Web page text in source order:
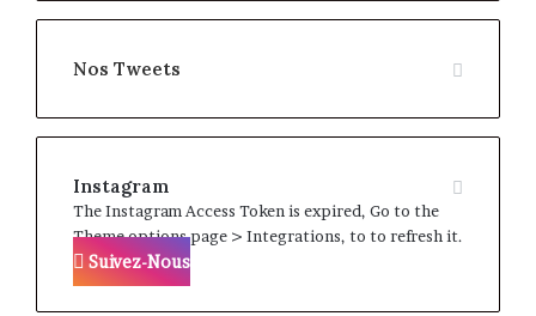
Nos Tweets
Instagram
The Instagram Access Token is expired, Go to the
Theme options page > Integrations, to to refresh it.
Suivez-Nous